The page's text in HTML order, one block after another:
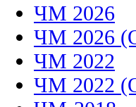
ЧМ 2026
ЧМ 2026
ЧМ 2022
ЧМ 2022